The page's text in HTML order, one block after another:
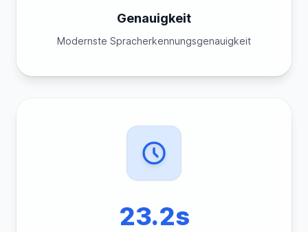
Genauigkeit
Modernste Spracherkennungsgenauigkeit
23.2s